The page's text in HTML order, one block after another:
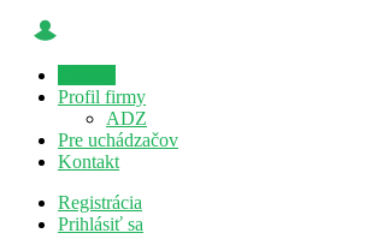
Profil firmy
ADZ
Pre uchádzačov
Kontakt
Registrácia
Prihlásiť sa